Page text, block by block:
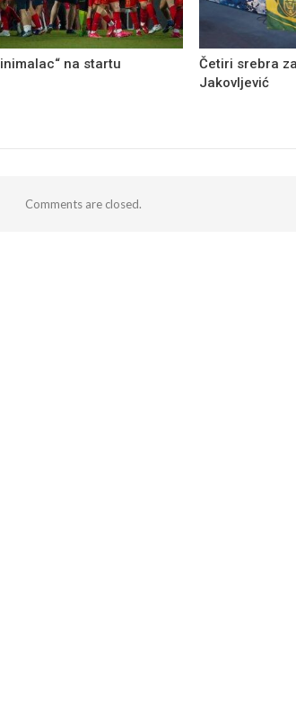
na startu
Četiri srebra
Jakovljević
Comments are closed.